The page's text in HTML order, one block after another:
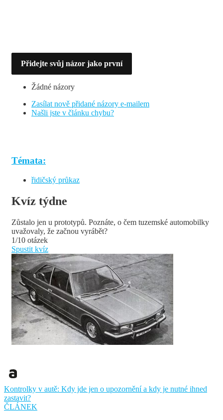
Přidejte svůj názor jako první
Žádné názory
Zasílat nově přidané názory e-mailem
Našli jste v článku chybu?
Témata:
řidičský průkaz
Kvíz týdne
Zůstalo jen u prototypů. Poznáte, o čem tuzemské automobilky
uvažovaly, že začnou vyrábět?
1/10 otázek
Spustit kvíz
Kontrolky v autě: Kdy jde jen o upozornění a kdy je nutné ihned
zastavit?
ČLÁNEK